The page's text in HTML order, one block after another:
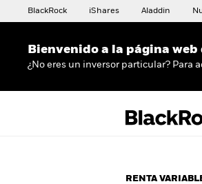
BlackRock iShares Aladdin
Bienvenido a la página
¿No eres un inversor particular? Para
RENTA